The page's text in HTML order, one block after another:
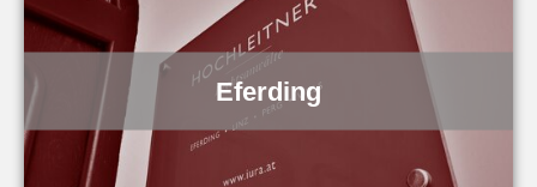
Eferding